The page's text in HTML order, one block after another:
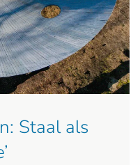
Staal als